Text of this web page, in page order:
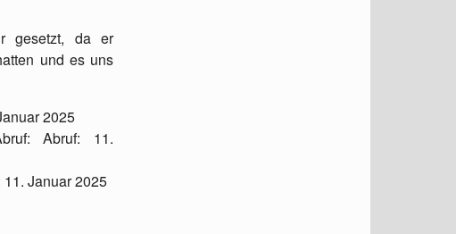
gesetzt, da er
und es uns
2025
Abruf: 11.
Januar 2025